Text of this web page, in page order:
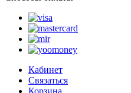
Кабинет
Связаться
Корзина